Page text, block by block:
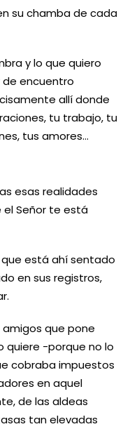
su chamba de cada
y lo que quiero
de encuentro
allí donde
tu trabajo, tu
tus amores…
esas realidades
el Señor te está
está ahí sentado
en sus registros,
que pone
quiere -porque no lo
cobraba impuestos
en aquel
de las aldeas
tan elevadas